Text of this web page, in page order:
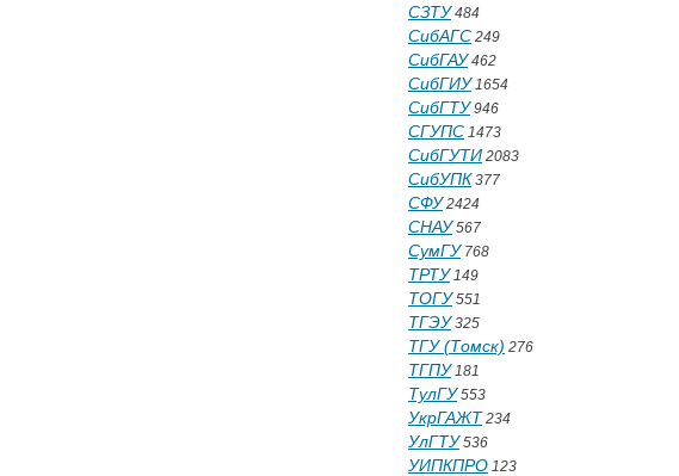
СЗТУ484
СибАГС 249
СибГАУ462
СибГИУ1654
СибГТУ946
СГУПС 1473
СибГУТИ 2083
СибУПК 377
СФУ2424
СНАУ567
СумГУ768
ТРТУ149
ТОГУ551
ТГЭУ325
ТГУ (Томск) 276
ТГПУ181
ТулГУ553
УкрГАЖТ 234
УлГТУ536
УИПКПРО 123